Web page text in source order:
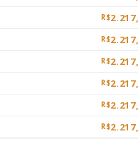
R$
R$
R$
R$
R$
R$